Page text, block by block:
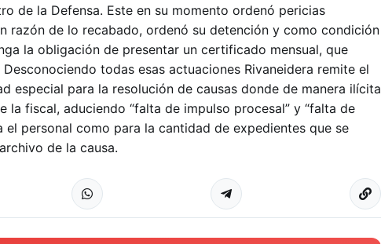
de la Defensa. Este en su momento ordenó pericias
razón de lo recabado, ordenó su detención y como condición
la obligación de presentar un certificado mensual, que
todas esas actuaciones Rivaneidera remite el
especial para la resolución de causas donde de manera ilícita
la fiscal, aduciendo “falta de impulso procesal” y “falta de
personal como para la cantidad de expedientes que se
de la causa.